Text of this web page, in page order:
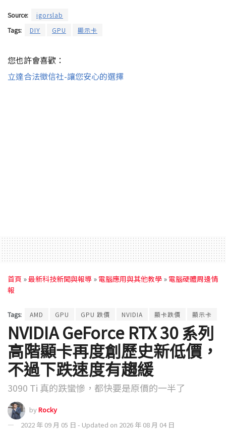
Source:
igorslab
Tags:
DIY GPU 顯示卡
您也許會喜歡：
立達合法徵信社-讓您安心的選擇
首頁 »最新科技新聞與報導 » 電腦應用與其他教學 » 電腦硬體周邊情
報
Tags: AMD GPU GPU 跌價 NVIDIA 顯卡跌價 顯示卡
NVIDIA GeForce RTX 30 系列
高階顯卡再度創歷史新低價，
不過下跌速度有趨緩
3090 Ti 真的跌蠻慘，都快要是原價的一半了
byRocky
2022 年 09 月 05 日 - Updated on 2026 年 08 月 04 日